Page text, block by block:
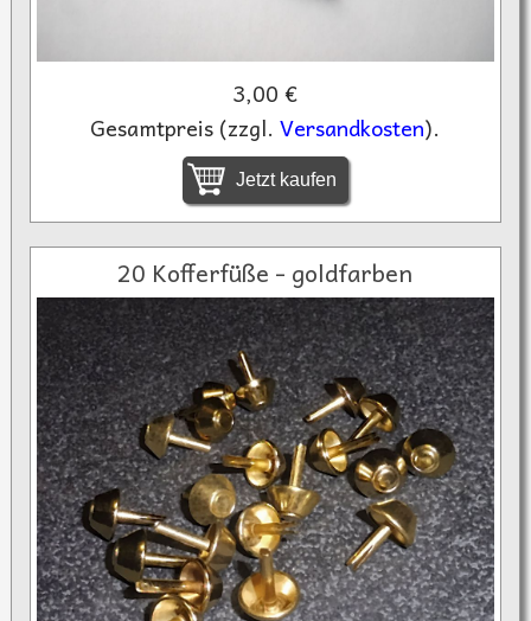
3,00 €
Gesamtpreis (zzgl.Versandkosten).
Jetzt kaufen
20 Kofferfüße - goldfarben